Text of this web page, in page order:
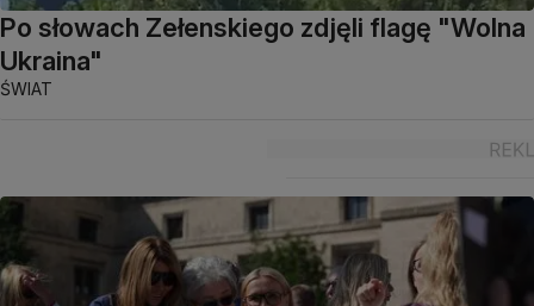
Po słowach Zełenskiego zdjęli flagę "Wolna
Ukraina"
ŚWIAT